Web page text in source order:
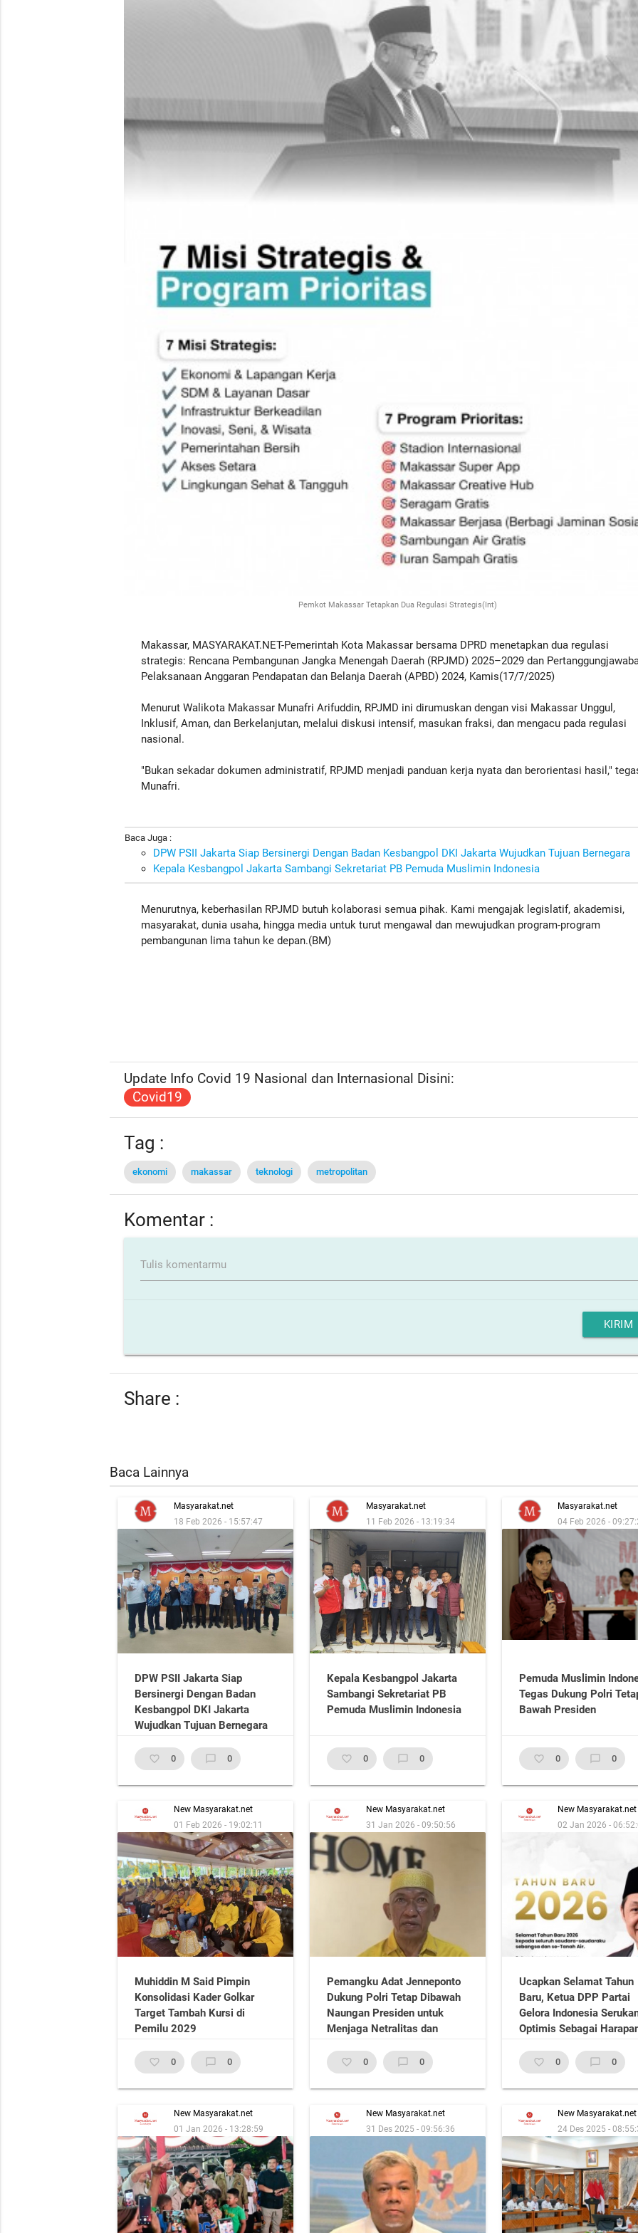
Pemkot Makassar Tetapkan Dua Regulasi Strategis(Int)
Makassar, MASYARAKAT.NET-Pemerintah Kota Makassar bersama DPRD menetapkan dua regulasi
strategis: Rencana Pembangunan Jangka Menengah Daerah (RPJMD) 2025–2029 dan
Pelaksanaan Anggaran Pendapatan dan Belanja Daerah (APBD) 2024, Kamis(17/7/2025)
Menurut Walikota Makassar Munafri Arifuddin, RPJMD ini dirumuskan dengan visi Makassar Unggul,
Inklusif, Aman, dan Berkelanjutan, melalui diskusi intensif, masukan fraksi, dan mengacu pada regulasi
nasional.
"Bukan sekadar dokumen administratif, RPJMD menjadi panduan kerja nyata dan berorientasi hasil,"
Munafri.
Baca Juga :
DPW PSII Jakarta Siap Bersinergi Dengan Badan Kesbangpol DKI Jakarta Wujudkan Tujuan Bernegara
Kepala Kesbangpol Jakarta Sambangi Sekretariat PB Pemuda Muslimin Indonesia
Menurutnya, keberhasilan RPJMD butuh kolaborasi semua pihak. Kami mengajak legislatif, akademisi,
masyarakat, dunia usaha, hingga media untuk turut mengawal dan mewujudkan program-program
pembangunan lima tahun ke depan.(BM)
Update Info Covid 19 Nasional dan Internasional Disini:
Covid19
Tag :
ekonomi makassar teknologi metropolitan
Komentar :
Tulis komentarmu
KIRIM
Share :
Baca Lainnya
Masyarakat.net
18 Feb 2026 - 15:57:47
DPW PSII Jakarta Siap
Bersinergi Dengan Badan
Kesbangpol DKI Jakarta
Wujudkan Tujuan Bernegara
favorite_border 0 chat_bubble_outline 0
Masyarakat.net
11 Feb 2026 - 13:19:34
Kepala Kesbangpol Jakarta
Sambangi Sekretariat PB
Pemuda Muslimin Indonesia
favorite_border 0 chat_bubble_outline 0
Masyarakat.net
04 Feb 2026 -
Pemuda Muslimin
Tegas Dukung Polri
Bawah Presiden
favorite_border 0 chat_bubble_outline 0
New Masyarakat.net
01 Feb 2026 - 19:02:11
Muhiddin M Said Pimpin
Konsolidasi Kader Golkar
Target Tambah Kursi di
Pemilu 2029
favorite_border 0 chat_bubble_outline 0
New Masyarakat.net
31 Jan 2026 - 09:50:56
Pemangku Adat Jenneponto
Dukung Polri Tetap Dibawah
Naungan Presiden untuk
Menjaga Netralitas dan
favorite_border 0 chat_bubble_outline 0
New Masyarakat.net
02 Jan 2026 -
Ucapkan Selamat Tahun
Baru, Ketua DPP Partai
Gelora Indonesia
Optimis Sebagai
favorite_border 0 chat_bubble_outline 0
New Masyarakat.net
01 Jan 2026 - 13:28:59
New Masyarakat.net
31 Des 2025 - 09:56:36
New Masyarakat.net
24 Des 2025 -